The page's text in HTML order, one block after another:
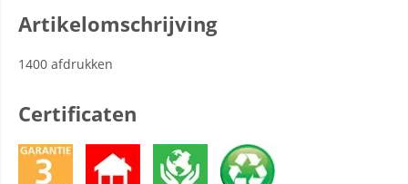
Artikelomschrijving
1400 afdrukken
Certificaten